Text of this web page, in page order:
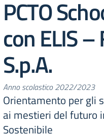
PCTO
con ELIS
S.p.A.
Anno scolastico 2022/2023
Orientamento per gli
ai mestieri del futuro
Sostenibile